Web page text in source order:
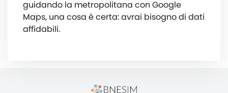
guidando la metropolitana con Google
Maps, una cosa è certa: avrai bisogno di dati
affidabili.